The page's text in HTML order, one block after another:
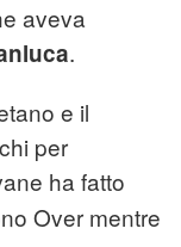
aveva
.
e il
per
ha fatto
Over mentre